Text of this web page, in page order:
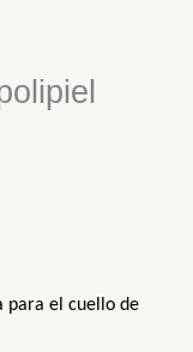
para el cuello de